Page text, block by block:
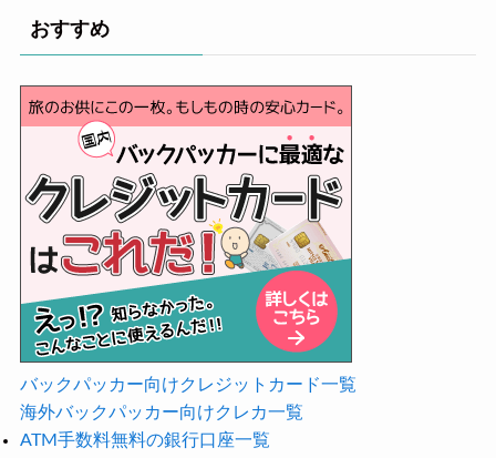
おすすめ
バックパッカー向けクレジットカード一覧
海外バックパッカー向けクレカ一覧
ATM手数料無料の銀行口座一覧